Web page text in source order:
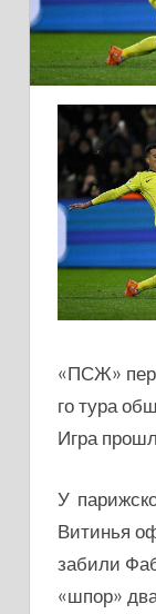
«ПСЖ»
го тура
Игра
У
Витинья
забили
«шпор»